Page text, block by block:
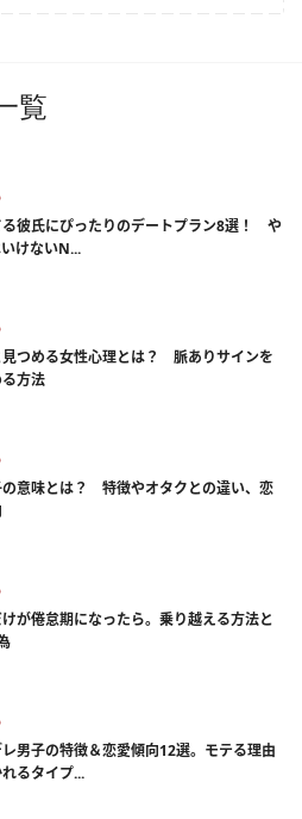
覧
彼氏にぴったりのデートプラン8選！ や
けないN...
見つめる女性心理とは？ 脈ありサインを
方法
意味とは？ 特徴やオタクとの違い、恋
が倦怠期になったら。乗り越える方法と
男子の特徴＆恋愛傾向12選。モテる理由
るタイプ...